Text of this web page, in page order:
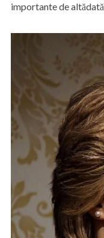
importante de altădată.